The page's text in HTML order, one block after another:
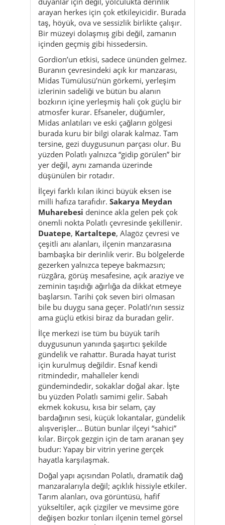
Gordion’un etkisi, sadece ününden gelmez.
Buranın çevresindeki açık kır manzarası,
Midas Tümülüsü’nün görkemi, yerleşim
izlerinin sadeliği ve bütün bu alanın
bozkırın içine yerleşmiş hali çok güçlü bir
atmosfer kurar. Efsaneler, düğümler,
Midas anlatıları ve eski çağların gölgesi
burada kuru bir bilgi olarak kalmaz. Tam
tersine, gezi duygusunun parçası olur. Bu
yüzden Polatlı yalnızca “gidip görülen” bir
yer değil, aynı zamanda üzerinde
düşünülen bir rotadır.
İlçeyi farklı kılan ikinci büyük eksen ise
milli hafıza tarafıdır.Sakarya Meydan
Muharebesidenince akla gelen pek çok
önemli nokta Polatlı çevresinde şekillenir.
Duatepe, Kartaltepe
çeşitli anı alanları, ilçenin manzarasına
bambaşka bir derinlik verir. Bu bölgelerde
gezerken yalnızca tepeye bakmazsın;
rüzgâra, görüş mesafesine, açık araziye ve
zeminin taşıdığı ağırlığa da dikkat etmeye
başlarsın. Tarihi çok seven biri olmasan
bile bu duygu sana geçer. Polatlı’nın sessiz
ama güçlü etkisi biraz da buradan gelir.
İlçe merkezi ise tüm bu büyük tarih
duygusunun yanında şaşırtıcı şekilde
gündelik ve rahattır. Burada hayat turist
için kurulmuş değildir. Esnaf kendi
ritmindedir, mahalleler kendi
gündemindedir, sokaklar doğal akar. İşte
bu yüzden Polatlı samimi gelir. Sabah
ekmek kokusu, kısa bir selam, çay
bardağının sesi, küçük lokantalar, gündelik
alışverişler… Bütün bunlar ilçeyi “sahici”
kılar. Birçok gezgin için de tam aranan şey
budur: Yapay bir vitrin yerine gerçek
hayatla karşılaşmak.
Doğal yapı açısından Polatlı, dramatik dağ
manzaralarıyla değil; açıklık hissiyle etkiler.
Tarım alanları, ova görüntüsü, hafif
yükseltiler, açık çizgiler ve mevsime göre
değişen bozkır tonları ilçenin temel görsel
dilini oluşturur. İlkbaharda daha canlı
renkler çıkar, yazın altın sarısı ve tozlu ışık
baskın olur, sonbaharda görüntü daha
düşünceli bir hava kazanır, kışın ise açıklık
duygusu iyice belirginleşir. Bu nedenle